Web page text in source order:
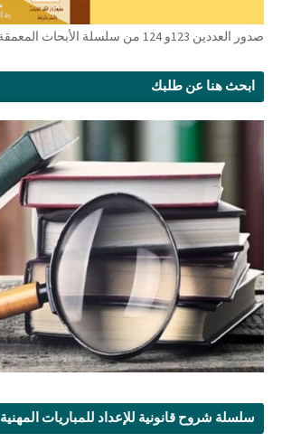
صدور العددين 123و 124 من سلسلة الأبحاث المعمقة بتاريخ 01/09/2024
ابحث هنا عن طلبك
سلسلة شروح قانونية للإعداد للمباريات المهنية